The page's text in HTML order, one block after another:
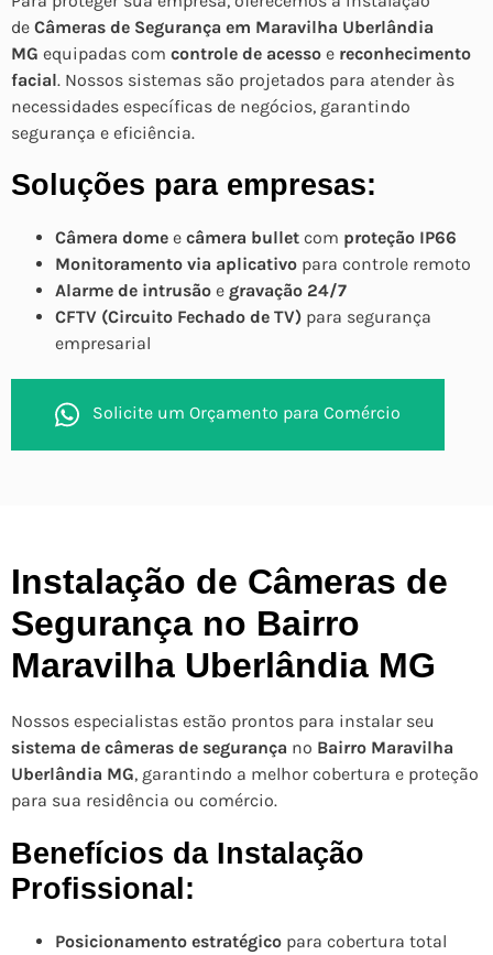
de Câmeras de Segurança em Maravilha Uberlândia
MG equipadas com controle de acesso e reconhecimento
facial. Nossos sistemas são projetados para atender às
necessidades específicas de negócios, garantindo
segurança e eficiência.
Soluções para empresas:
Câmera dome e câmera bullet com proteção IP66
Monitoramento via aplicativo para controle remoto
Alarme de intrusão e gravação 24/7
CFTV (Circuito Fechado de TV) para segurança
empresarial
Solicite um Orçamento para Comércio
Instalação de Câmeras de
Segurança no Bairro
Maravilha Uberlândia MG
Nossos especialistas estão prontos para instalar seu
sistema de câmeras de segurança no Bairro Maravilha
Uberlândia MG, garantindo a melhor cobertura e proteção
para sua residência ou comércio.
Benefícios da Instalação
Profissional:
Posicionamento estratégico para cobertura total